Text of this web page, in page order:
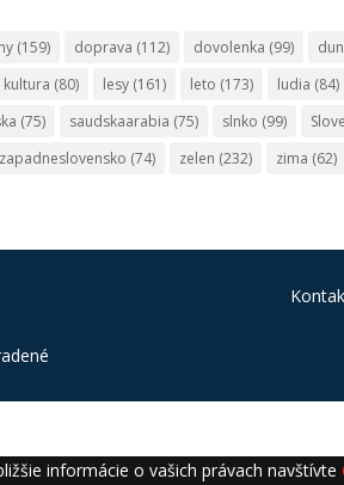
(159) doprava (112) dovolenka (99)
kultura (80) lesy (161) leto (173) ludia (84)
(75) saudskaarabia (75) slnko (99)
zapadneslovensko (74) zelen (232) zima (62)
informácie o vašich právach navštívte